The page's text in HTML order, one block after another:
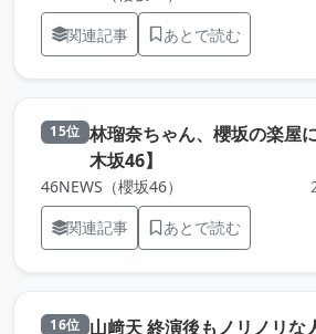
関連記事
あとで読む
15位 林瑠奈ちゃん、櫻坂の楽屋
木坂46】
46NEWS（櫻坂46）
関連記事
あとで読む
16位 山﨑天 終演後もノリノリな